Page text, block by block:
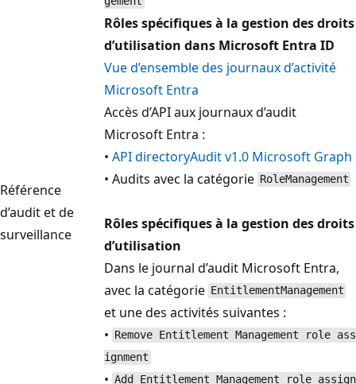
Référence
d’audit et de
surveillance
Rôles spécifiques à la gestion des droits
d’utilisation dans Microsoft Entra ID
Vue d’ensemble des journaux d’activité
Microsoft Entra
Accès d’API aux journaux d’audit
Microsoft Entra :
• API directoryAudit v1.0 Microsoft Graph
• Audits avec la catégorie RoleManagement
Rôles spécifiques à la gestion des droits
d’utilisation
Dans le journal d’audit Microsoft Entra,
avec la catégorie EntitlementManagement
et une des activités suivantes :
• Remove Entitlement Management role ass
ignment
• Add Entitlement Management role assign